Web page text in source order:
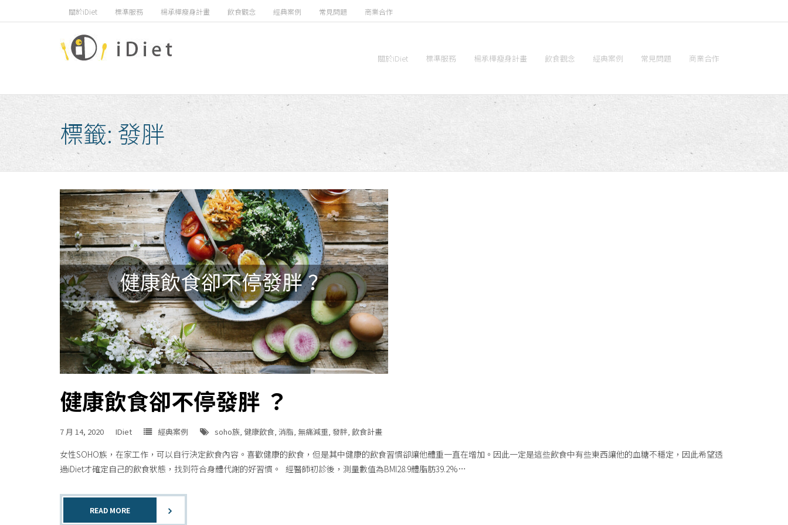
to
關於iDiet 標準服務 楊承樺瘦身計畫 飲食觀念 經典案例 常見問題 商業合作
關於iDiet 標準服務 楊承樺瘦身計畫 飲食觀念 經典案例 常見問題 商業合作
標籤:發胖
健康飲食卻不停發胖 ？
7 月 14, 2020 IDiet 經典案例 soho族, 健康飲食, 消脂, 無痛減重, 發胖, 飲食計畫
女性SOHO族，在家工作，可以自行決定飲食內容。喜歡健康的飲食，但是其中健康的飲食習慣卻讓他體重一直在增加。因此一定是這些飲食中有些東西讓他的血糖不穩定，因此希望透
過iDiet才確定自己的飲食狀態，找到符合身體代謝的好習慣。 經醫師初診後，測量數值為BMI28.9體脂肪39.2%…
READ MORE